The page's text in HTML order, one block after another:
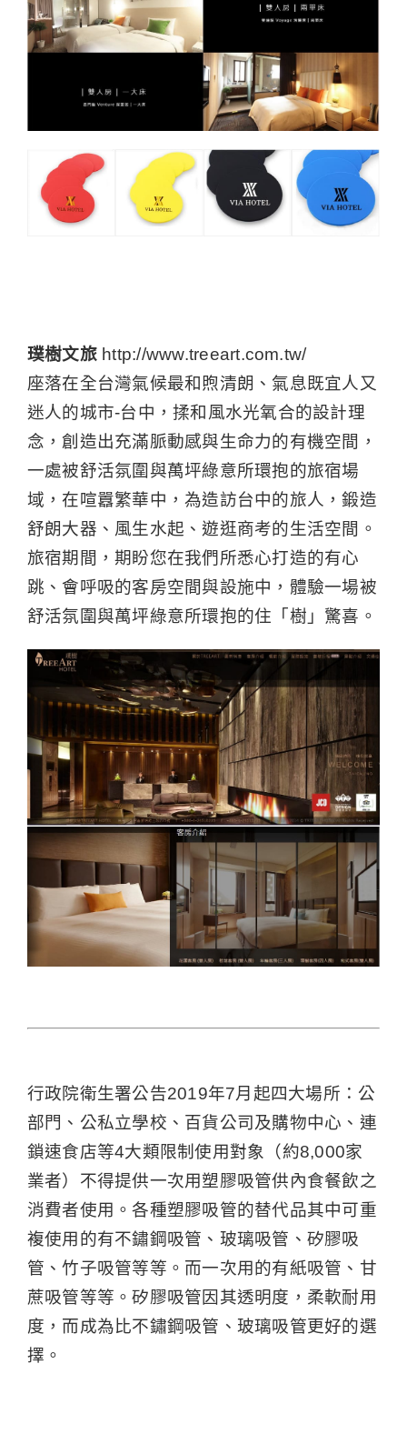
璞樹文旅 http://www.treeart.com.tw/
座落在全台灣氣候最和煦清朗、氣息既宜人又
迷人的城市-台中，揉和風水光氧合的設計理
念，創造出充滿脈動感與生命力的有機空間，
一處被舒活氛圍與萬坪綠意所環抱的旅宿場
域，在喧囂繁華中，為造訪台中的旅人，鍛造
舒朗大器、風生水起、遊逛商考的生活空間。
旅宿期間，期盼您在我們所悉心打造的有心
跳、會呼吸的客房空間與設施中，體驗一場被
舒活氛圍與萬坪綠意所環抱的住「樹」驚喜。
行政院衛生署公告2019年7月起四大場所：公
部門、公私立學校、百貨公司及購物中心、連
鎖速食店等4大類限制使用對象（約8,000家
業者）不得提供一次用塑膠吸管供內食餐飲之
消費者使用。各種塑膠吸管的替代品其中可重
複使用的有不鏽鋼吸管、玻璃吸管、矽膠吸
管、竹子吸管等等。而一次用的有紙吸管、甘
蔗吸管等等。矽膠吸管因其透明度，柔軟耐用
度，而成為比不鏽鋼吸管、玻璃吸管更好的選
擇。